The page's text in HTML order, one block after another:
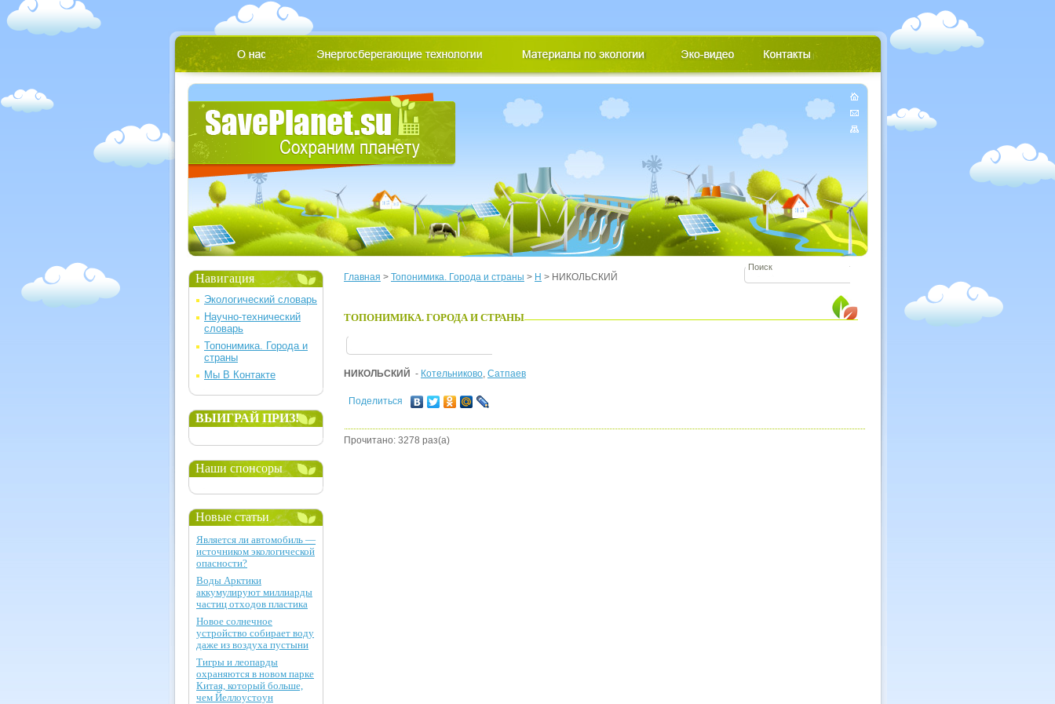
Главная > Топонимика. Города и страны > Н > НИКОЛЬСКИЙ
ТОПОНИМИКА. ГОРОДА И СТРАНЫ
НИКОЛЬСКИЙ - Котельниково, Сатпаев
Поделиться
Прочитано: 3278 раз(а)
Навигация
Экологический словарь
Научно-технический
словарь
Топонимика. Города и
страны
Мы В Контакте
ВЫИГРАЙ ПРИЗ!
Наши спонсоры
Новые статьи
Является ли автомобиль —
источником экологической
опасности?
Воды Арктики
аккумулируют миллиарды
частиц отходов пластика
Новое солнечное
устройство собирает воду
даже из воздуха пустыни
Тигры и леопарды
охраняются в новом парке
Китая, который больше,
чем Йеллоустоун